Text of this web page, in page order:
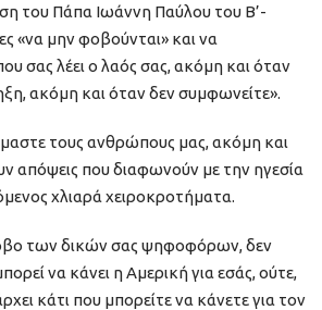
του Πάπα Ιωάννη Παύλου του Β’-
«να μην φοβούνται» και να
σας λέει ο λαός σας, ακόμη και όταν
ακόμη και όταν δεν συμφωνείτε».
τους ανθρώπους μας, ακόμη και
απόψεις που διαφωνούν με την ηγεσία
χλιαρά χειροκροτήματα.
των δικών σας ψηφοφόρων, δεν
να κάνει η Αμερική για εσάς, ούτε,
κάτι που μπορείτε να κάνετε για τον